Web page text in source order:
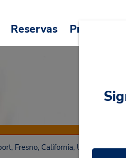
Reservas Promoções